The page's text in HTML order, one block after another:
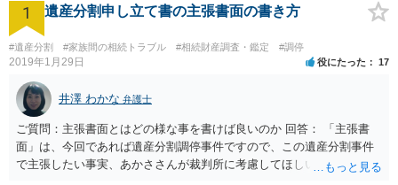
1 遺産分割申し立て書の主張書面の書き方
#遺産分割 #家族間の相続トラブル #相続財産調査・鑑定 #調停
2019年1月29日 役にたった 17
井澤 わかな 弁護士
ご質問：主張書面とはどの様な事を書けば良いのか 回答： 「主張書
面」は、今回であれば遺産分割調停事件ですので、この遺産分割事件
で主張したい事実、あかささんが裁判所に考慮してほしいと思う、亡